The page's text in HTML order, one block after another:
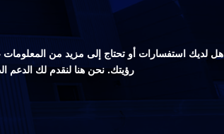
هل لديك استفسارات أو تحتاج إلى مزيد من المعلومات
رؤيتك. نحن هنا لنقدم لك الدعم